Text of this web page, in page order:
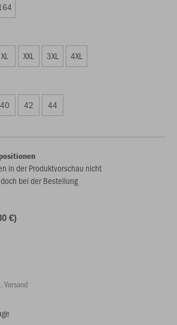
XL XXL 3XL 4XL
40 42 44
in der Produktvorschau nicht
bei der Bestellung
€)
Versand